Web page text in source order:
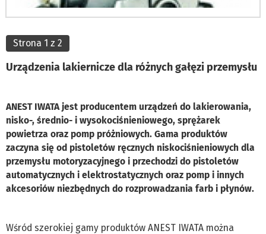
Strona 1 z 2
Urządzenia lakiernicze dla różnych gałęzi przemysłu
ANEST IWATA jest producentem urządzeń do lakierowania,
nisko-, średnio- i wysokociśnieniowego, sprężarek
powietrza oraz pomp próżniowych. Gama produktów
zaczyna się od pistoletów ręcznych niskociśnieniowych dla
przemysłu motoryzacyjnego i przechodzi do pistoletów
automatycznych i elektrostatycznych oraz pomp i innych
akcesoriów niezbędnych do rozprowadzania farb i płynów.
Wśród szerokiej gamy produktów ANEST IWATA można